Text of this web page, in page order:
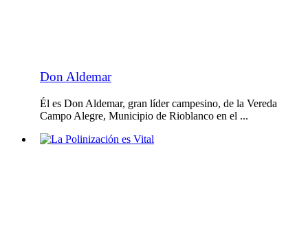
Don Aldemar
Él es Don Aldemar, gran líder campesino, de la Vereda
Campo Alegre, Municipio de Rioblanco en el ...